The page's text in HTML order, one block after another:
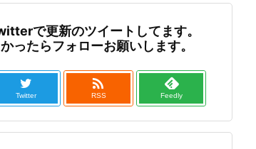
で更新のツイートしてます。
ったらフォローお願いします。
Twitter

RSS Feedly